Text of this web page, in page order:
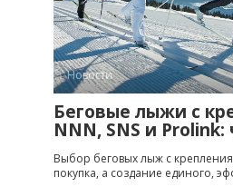
Новости
Беговые лыжи с
NNN, SNS и
Выбор беговых лыж с
покупка, а создание единого,